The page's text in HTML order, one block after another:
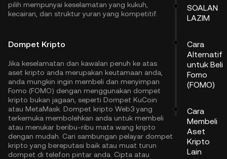
pilih mempunyai keselamatan yang kukuh,
kecairan, dan struktur yuran yang kompetitif.
Dompet Kripto
Jika keselamatan dan kawalan penuh ke atas
aset kripto anda merupakan keutamaan anda,
anda mungkin ingin membeli dan menyimpan
Fomo (FOMO) dengan menggunakan dompet
kripto bukan jagaan, seperti Dompet KuCoin
atau MetaMask. Dompet kripto Web3 yang
terkemuka membolehkan anda untuk membeli
atau menukar beribu-ribu mata wang kripto
dengan mudah. Cari sambungan pelayar dompet
kripto yang bereputasi baik atau muat turun
dompet di telefon pintar anda. Cipta atau
SOALAN
LAZIM
Cara
Alternatif
untuk Beli
Fomo
(FOMO)
Cara
Membeli
Aset
Kripto
Lain